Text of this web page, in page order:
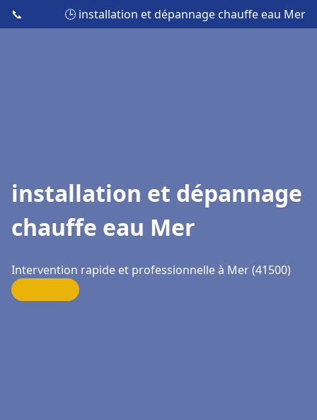
📞 🕒 installation et dépannage chauffe eau Mer
installation et dépannage
chauffe eau Mer
Intervention rapide et professionnelle à Mer (41500)